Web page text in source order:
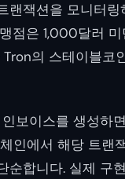
랜잭션을 모니터
점은 1,000달러 미
의 스테이블코
보이스를 생성하
인에서 해당 트랜
순합니다. 실제 구